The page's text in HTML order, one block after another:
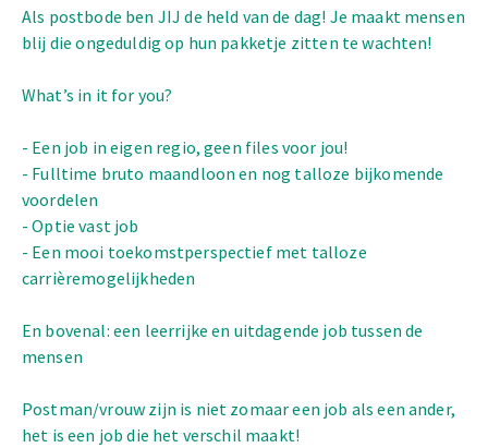
Als postbode ben JIJ de held van de dag! Je maakt mensen
blij die ongeduldig op hun pakketje zitten te wachten!
What’s in it for you?
- Een job in eigen regio, geen files voor jou!
- Fulltime bruto maandloon en nog talloze bijkomende
voordelen
- Optie vast job
- Een mooi toekomstperspectief met talloze
carrièremogelijkheden
En bovenal: een leerrijke en uitdagende job tussen de
mensen
Postman/vrouw zijn is niet zomaar een job als een ander,
het is een job die het verschil maakt!